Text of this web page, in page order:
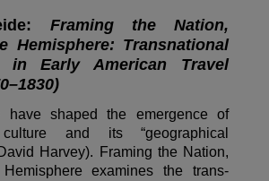
Framing the Nation,
Hemisphere: Transnational
in Early American Travel
have shaped the emergence of
and its “geographical
Harvey). Framing the Nation,
examines the trans-